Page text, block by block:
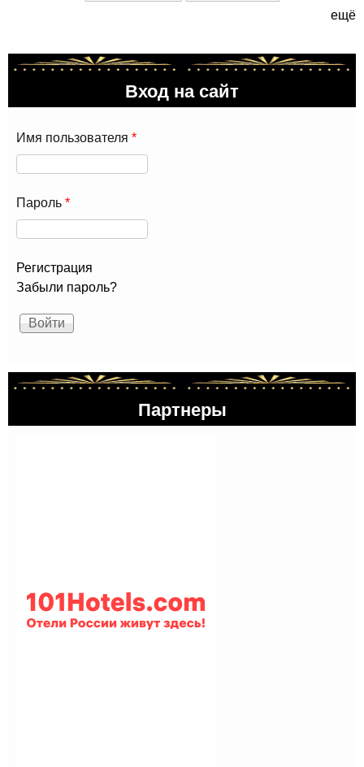
ещё
Вход на сайт
Имя пользователя *
Пароль *
Регистрация
Забыли пароль?
Партнеры